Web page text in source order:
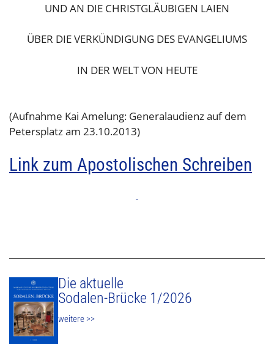
UND AN DIE CHRISTGLÄUBIGEN LAIEN
ÜBER DIE VERKÜNDIGUNG DES EVANGELIUMS
IN DER WELT VON HEUTE
(Aufnahme Kai Amelung: Generalaudienz auf dem
Petersplatz am 23.10.2013)
Link zum Apostolischen Schreiben
Die aktuelle
Sodalen-Brücke 1/2026
weitere >>